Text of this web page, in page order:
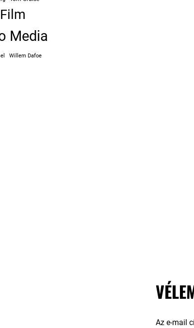
Az e-mail
Media
Willem Dafoe